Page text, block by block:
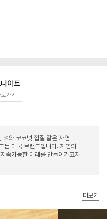
이트
가기
벼와 코코넛 껍질 같은 자연
는 태국 브랜드입니다. 자연의
속가능한 미래를 만들어가고자
더보기